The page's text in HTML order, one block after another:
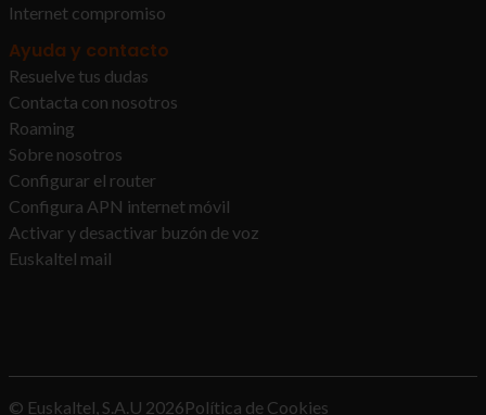
Internet compromiso
Ayuda y contacto
Resuelve tus dudas
Contacta con nosotros
Roaming
Sobre nosotros
Configurar el router
Configura APN internet móvil
Activar y desactivar buzón de voz
Euskaltel mail
© Euskaltel, S.A.U 2026Política de Cookies